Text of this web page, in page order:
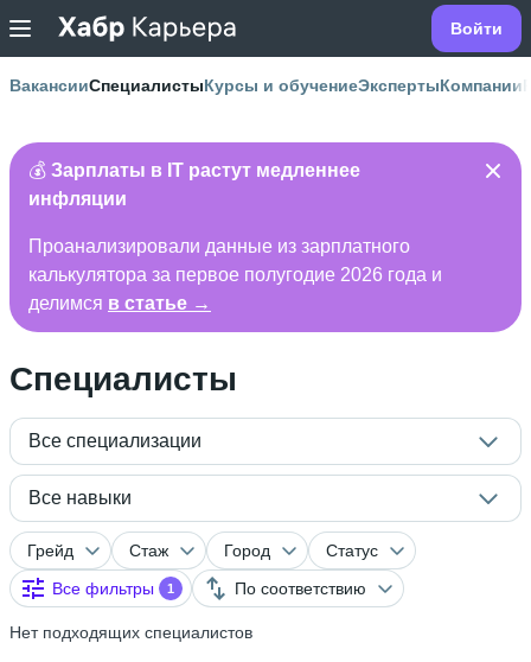
Войти
ВакансииСпециалистыКурсы и обучениеЭкспертыКомпании
💰 Зарплаты в IT растут медленнее
инфляции
Проанализировали данные из зарплатного
калькулятора за первое полугодие 2026 года и
делимся в статье →
Специалисты
Все специализации
Все навыки
Грейд Стаж Город
Статус
Все фильтры
1 По соответствию
Нет подходящих специалистов